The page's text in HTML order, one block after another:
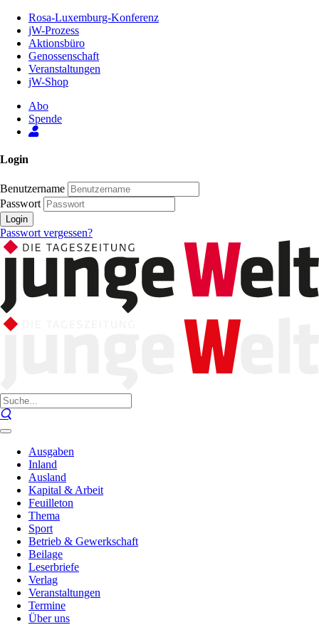
Inhalt
Seite
Rosa-Luxemburg-Konferenz
jW-Prozess
Aktionsbüro
Genossenschaft
Veranstaltungen
jW-Shop
Abo
Spende
Login
Benutzername
Passwort
Login
Passwort vergessen?
Ausgaben
Inland
Ausland
Kapital & Arbeit
Feuilleton
Thema
Sport
Betrieb & Gewerkschaft
Beilage
Leserbriefe
Verlag
Veranstaltungen
Termine
Über uns